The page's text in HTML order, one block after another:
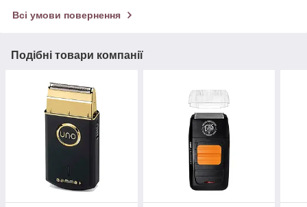
Всі умови повернення
Подібні товари компанії